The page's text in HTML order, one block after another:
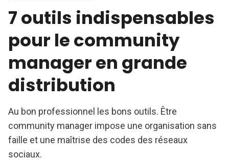
7 outils indispensables
pour le community
manager en grande
distribution
Au bon professionnel les bons outils. Être
community manager impose une organisation sans
faille et une maîtrise des codes des réseaux
sociaux.